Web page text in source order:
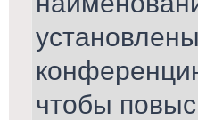
чтобы